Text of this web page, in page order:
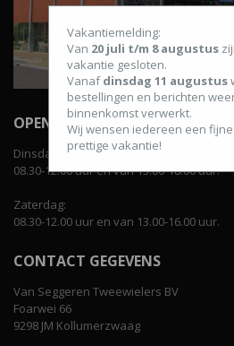
OPENINGSTIJDEN WINKEL
Dinsdag t/m vrijdag:
08.30-12.00 uur en van 13.00-18.00 uur.
Zaterdag:
08.30-12.00 uur en van 13.00-16.00 uur.
CONTACT GEGEVENS
Van Seggeren Tweewielers BV
Foarwei 66
9298 JM Kollumerzwaag
Vakantiemelding:
Van 20 juli t/m 8 augustus
vakantie gesloten.
Vanafdinsdag 11 augustus
bestellingen en berichten
binnenkomst verwerkt.
Wij wensen iedereen een
prettige vakantie!